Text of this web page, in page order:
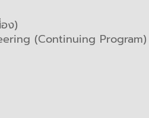
ง)
(Continuing Program)